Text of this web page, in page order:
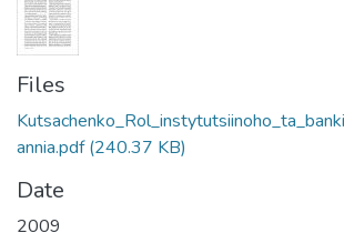
Files
annia.pdf(240.37 KB)
Date
2009